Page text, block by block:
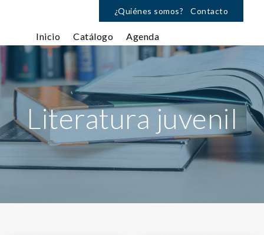
¿Quiénes somos? Contacto
Inicio Catálogo Agenda
Literatura juvenil